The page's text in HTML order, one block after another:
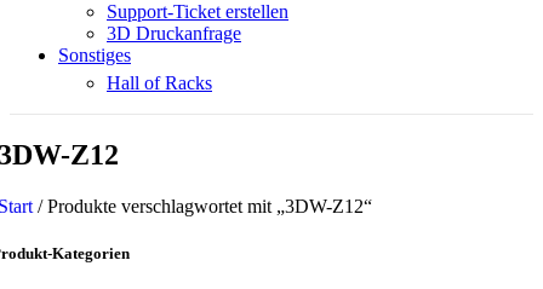
Support-Ticket erstellen
3D Druckanfrage
Sonstiges
Hall of Racks
Z12
/ Produkte verschlagwortet mit „3DW-Z12“
Kategorien